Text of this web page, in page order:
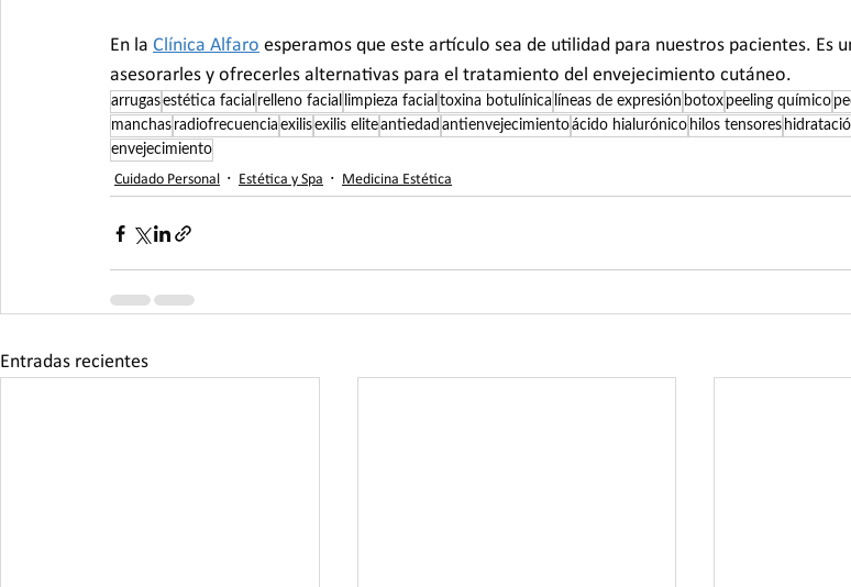
En la Clínica Alfaro esperamos que este artículo sea de utilidad para nuestros pacientes. Es
asesorarles y ofrecerles alternativas para el tratamiento del envejecimiento cutáneo.
arrugasestética facial relleno facial limpieza facial toxina botulínica líneas de expresión botox peeling químico
manchas radiofrecuencia exilisexilis eliteantiedad antienvejecimientoácido hialurónico hilos tensores
envejecimiento
Cuidado Personal Estética y Spa Medicina Estética
Entradas recientes